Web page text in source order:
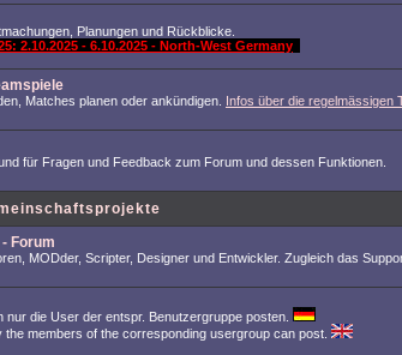
Planungen und Rückblicke.
2.10.2025 - 6.10.2025 - North-West Germany
Matches planen oder ankündigen. Infos über die regelmässigen
für Fragen und Feedback zum Forum und dessen Funktionen.
Forum
MODder, Scripter, Designer und Entwickler. Zugleich das
die User der entspr. Benutzergruppe posten.
members of the corresponding usergroup can post.